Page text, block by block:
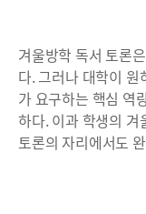
겨울방학 독서 토론
다. 그러나 대학이 원
가 요구하는 핵심 역
하다. 이과 학생의 겨
토론의 자리에서도